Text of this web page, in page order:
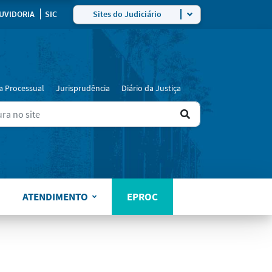
SIC Sites do Judiciário
Processual Jurisprudência Diário da Justiça
Ir
resultado
ATENDIMENTO EPROC